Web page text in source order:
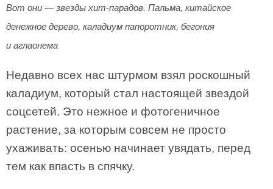
Вот они — звезды хит-парадов. Пальма, китайское
денежное дерево, каладиум папоротник, бегония
и аглаонема
Недавно всех нас штурмом взял роскошный
каладиум, который стал настоящей звездой
соцсетей. Это нежное и фотогеничное
растение, за которым совсем не просто
ухаживать: осенью начинает увядать, перед
тем как впасть в спячку.